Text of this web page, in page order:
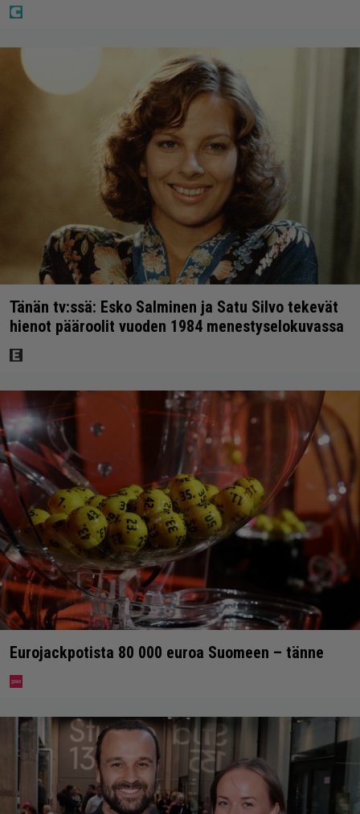
Tänän tv:ssä: Esko Salminen ja Satu Silvo tekevät
hienot pääroolit vuoden 1984 menestyselokuvassa
Eurojackpotista 80 000 euroa Suomeen – tänne